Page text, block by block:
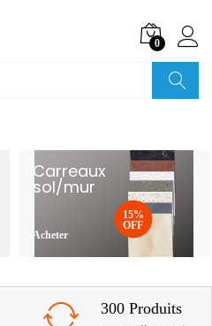
0
Carreaux
sol/mur
Acheter
15%
OFF
300 Produits